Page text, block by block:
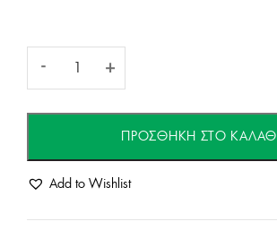
- Γυναικείο
Εκρού
+
ΠΡΟΣΘΉΚΗ ΣΤΟ ΚΑΛΆΘΙ
Add to Wishlist